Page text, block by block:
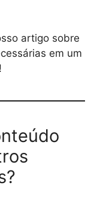
artigo sobre
em um